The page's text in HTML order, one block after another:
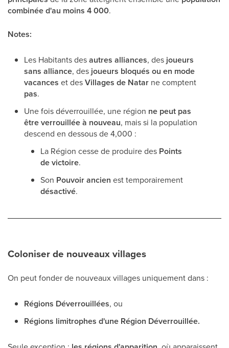
combinée d'au moins 4 000.
Notes:
Les Habitants desautres alliances, des joueurs
sans alliance, des joueurs bloqués ou en mode
vacances et desVillages de Natar ne comptent
pas.
Une fois déverrouillée, une région ne peut pas
être verrouillée à nouveau, mais si la population
descend en dessous de 4,000 :
La Région cesse de produire des Points
de victoire.
Son Pouvoir ancien est temporairement
désactivé.
Coloniser de nouveaux villages
On peut fonder de nouveaux villages uniquement dans :
Régions Déverrouillées, ou
Régions limitrophes d'une Région Déverrouillée.